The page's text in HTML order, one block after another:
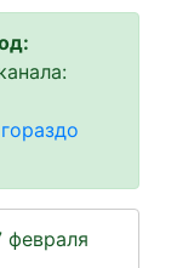
февраля